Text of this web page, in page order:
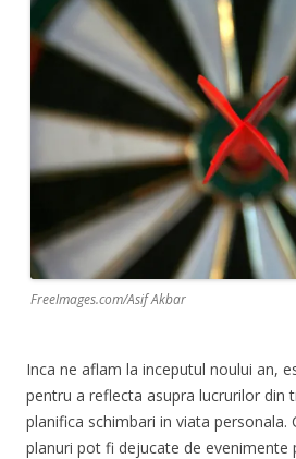
FreeImages.com/Asif Akbar
Inca ne aflam la inceputul noului an,
pentru a reflecta asupra lucrurilor din
planifica schimbari in viata personala.
planuri pot fi dejucate de evenimente